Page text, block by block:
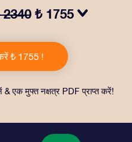
2340 ₺ 1755
साथ ही डिजिटल दस्तावेज़
है। यह दोस्तों और प्रियजनों को
पेश करने का जादुई तरीक़ा है।
₺ 1755 !
& एक मुफ्त नक्षत्र PDF प्राप्त करें!